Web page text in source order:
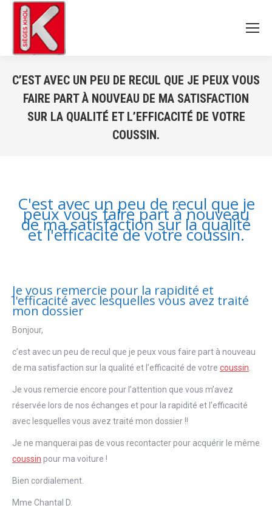
C’EST AVEC UN PEU DE RECUL QUE JE PEUX VOUS
FAIRE PART À NOUVEAU DE MA SATISFACTION
SUR LA QUALITÉ ET L’EFFICACITÉ DE VOTRE
COUSSIN.
C'est avec un peu de recul que je
peux vous faire part à nouveau
de ma satisfaction sur la qualité
et l'efficacité de votre coussin.
Je vous remercie pour la rapidité et
l'efficacité avec lesquelles vous avez traité
mon dossier
Bonjour,
c’est avec un peu de recul que je peux vous faire part à nouveau
de ma satisfaction sur la qualité et l’efficacité de votre coussin
Je vous remercie encore pour l’attention que vous m’avez
réservée lors de nos échanges et pour la rapidité et l’efficacité
avec lesquelles vous avez traité mon dossier !!
Je ne manquerai pas de vous recontacter pour acquérir le même
coussin pour ma voiture !
Bien cordialement.
Mme Chantal D.